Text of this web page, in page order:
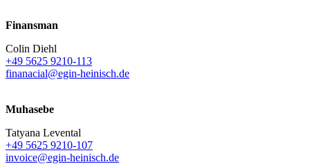
Finansman
Colin Diehl
+49 5625 9210-113
finanacial@egin-heinisch.de
Muhasebe
Tatyana Levental
+49 5625 9210-107
invoice@egin-heinisch.de